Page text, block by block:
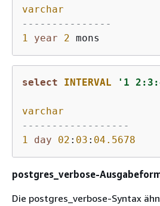
varchar
---------------
1
year 2
select INTERVAL '1
varchar
------------------
1
day 02 : 03 : 04.5678
postgres_verbose-
Die postgres_verbose-Syntax